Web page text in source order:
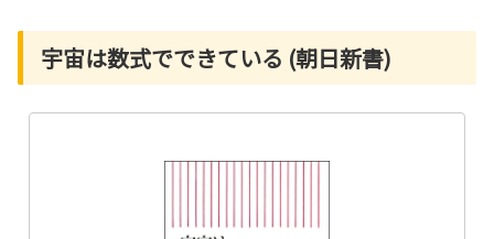
宇宙は数式でできている (朝日新書)